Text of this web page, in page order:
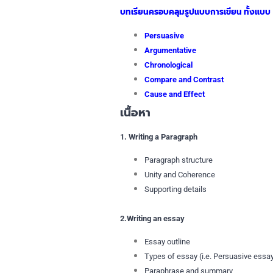
บทเรียนครอบคลุมรูปแบบการเขียน ทั้งแบบ
Persuasive
Argumentative
Chronological
Compare and Contrast
Cause and Effect
เนื้อหา
1. Writing a Paragraph
Paragraph structure
Unity and Coherence
Supporting details
2.Writing an essay
Essay outline
Types of essay (i.e. Persuasive
Paraphrase and summary